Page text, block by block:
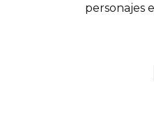
personajes